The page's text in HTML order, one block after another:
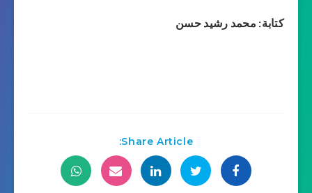
كتابة: محمد رشيد حسن
Share Article: